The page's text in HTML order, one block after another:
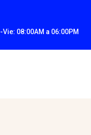
08:00AM a 06:00PM